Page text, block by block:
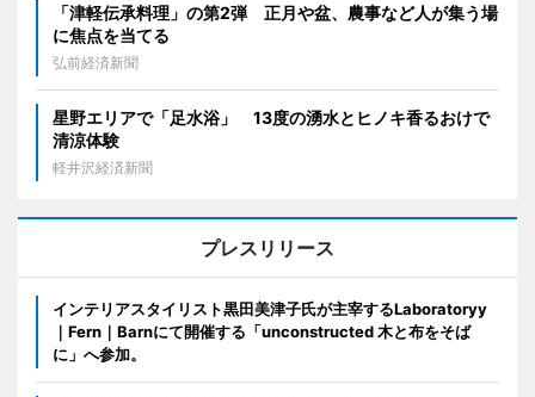
「津軽伝承料理」の第2弾 正月や盆、農事など人が集う場
に焦点を当てる
弘前経済新聞
星野エリアで「足水浴」 13度の湧水とヒノキ香るおけで
清涼体験
軽井沢経済新聞
プレスリリース
インテリアスタイリスト黒田美津子氏が主宰するLaboratoryy
｜Fern｜Barnにて開催する「unconstructed 木と布をそば
に」へ参加。